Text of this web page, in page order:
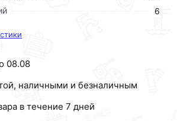
6
08.08
наличными и безналичным
в течение 7 дней